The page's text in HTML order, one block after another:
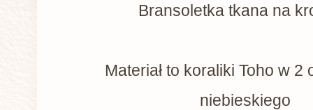
Bransoletka tkana na
Materiał to koraliki Toho w 2
niebieskiego